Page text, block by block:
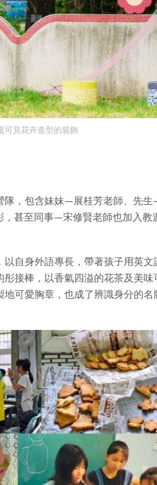
可見花卉造型的裝飾
隊，包含妹妹—展桂芳老師、先
甚至同事—宋修賢老師也加入教
自身外語專長，帶著孩子用英文
接棒，以香氣四溢的花茶及美味
可愛胸章，也成了辨識身分的名